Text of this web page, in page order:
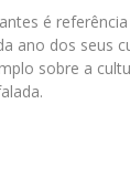
é
ano dos seus
sobre a